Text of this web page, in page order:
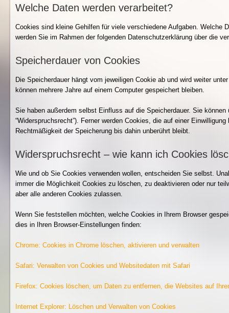
Welche Daten werden verarbeitet?
Cookies sind kleine Gehilfen für viele verschiedene Aufgaben. Welche
werden Sie im Rahmen der folgenden Datenschutzerklärung über die
Speicherdauer von Cookies
Die Speicherdauer hängt vom jeweiligen Cookie ab und wird weiter
können mehrere Jahre auf einem Computer gespeichert bleiben.
Sie haben außerdem selbst Einfluss auf die Speicherdauer. Sie
“Widerspruchsrecht”). Ferner werden Cookies, die auf einer
Rechtmäßigkeit der Speicherung bis dahin unberührt bleibt.
Widerspruchsrecht – wie kann ich Cookies
Wie und ob Sie Cookies verwenden wollen, entscheiden Sie selbst.
immer die Möglichkeit Cookies zu löschen, zu deaktivieren oder nur
aber alle anderen Cookies zulassen.
Wenn Sie feststellen möchten, welche Cookies in Ihrem Browser
dies in Ihren Browser-Einstellungen finden:
Chrome: Cookies in Chrome löschen, aktivieren und verwalten
Safari: Verwalten von Cookies und Websitedaten mit Safari
Firefox: Cookies löschen, um Daten zu entfernen, die Websites auf
Internet Explorer: Löschen und Verwalten von Cookies